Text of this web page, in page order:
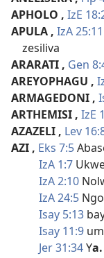
APHOLO , IzE
APULA , IzA 25:11
zesiliva
ARARATI , Gen
AREYOPHAGU ,
ARMAGEDONI ,
ARTHEMISI , IzE
AZAZELI , Lev
AZI , Eks 7:5
IzA 1:7
IzA 2:10
IzA 24:5
Isay 5:13
Isay 11:9
Jer 31:34Ya.